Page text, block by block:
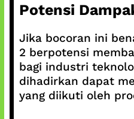
Potensi
Jika bocoran ini
2 berpotensi
bagi industri
dihadirkan dapat
yang diikuti oleh